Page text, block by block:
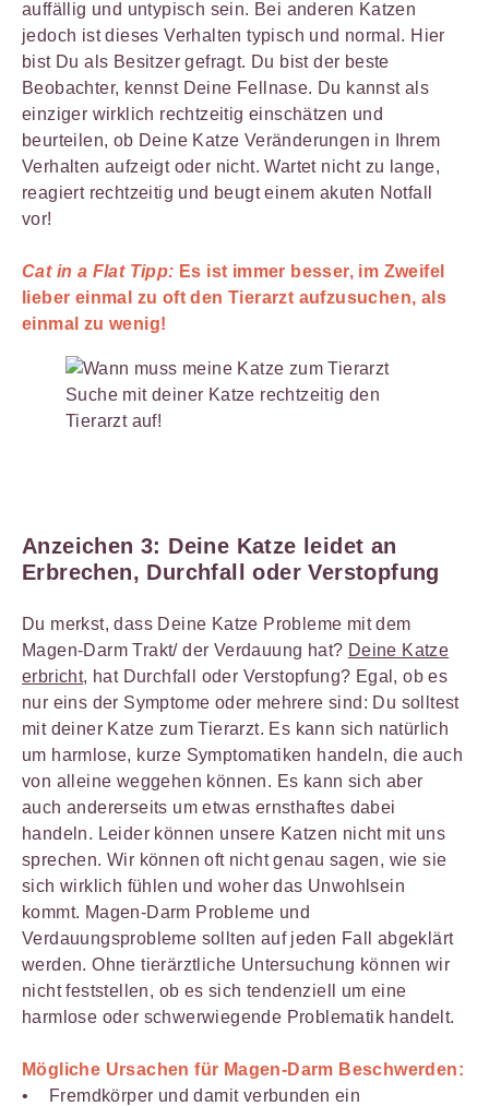
auffällig und untypisch sein. Bei anderen Katzen
jedoch ist dieses Verhalten typisch und normal. Hier
bist Du als Besitzer gefragt. Du bist der beste
Beobachter, kennst Deine Fellnase. Du kannst als
einziger wirklich rechtzeitig einschätzen und
beurteilen, ob Deine Katze Veränderungen in Ihrem
Verhalten aufzeigt oder nicht. Wartet nicht zu lange,
reagiert rechtzeitig und beugt einem akuten Notfall
vor!
Cat in a Flat Tipp: Es ist immer besser, im Zweifel
lieber einmal zu oft den Tierarzt aufzusuchen, als
einmal zu wenig!
Suche mit deiner Katze rechtzeitig den
Tierarzt auf!
Anzeichen 3: Deine Katze leidet an
Erbrechen, Durchfall oder Verstopfung
Du merkst, dass Deine Katze Probleme mit dem
Magen-Darm Trakt/ der Verdauung hat? Deine Katze
erbricht, hat Durchfall oder Verstopfung? Egal, ob es
nur eins der Symptome oder mehrere sind: Du solltest
mit deiner Katze zum Tierarzt. Es kann sich natürlich
um harmlose, kurze Symptomatiken handeln, die auch
von alleine weggehen können. Es kann sich aber
auch andererseits um etwas ernsthaftes dabei
handeln. Leider können unsere Katzen nicht mit uns
sprechen. Wir können oft nicht genau sagen, wie sie
sich wirklich fühlen und woher das Unwohlsein
kommt. Magen-Darm Probleme und
Verdauungsprobleme sollten auf jeden Fall abgeklärt
werden. Ohne tierärztliche Untersuchung können wir
nicht feststellen, ob es sich tendenziell um eine
harmlose oder schwerwiegende Problematik handelt.
Mögliche Ursachen für Magen-Darm Beschwerden:
Fremdkörper und damit verbunden ein